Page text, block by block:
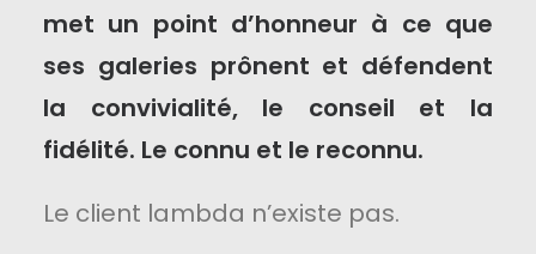
met un point d’honneur à ce que
ses galeries prônent et défendent
la convivialité, le conseil et la
fidélité. Le connu et le reconnu.
Le client lambda n’existe pas.